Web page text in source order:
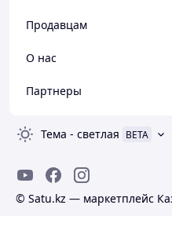
Продавцам
О нас
Партнеры
Тема - светлая BETA
© Satu.kz — маркетплейс